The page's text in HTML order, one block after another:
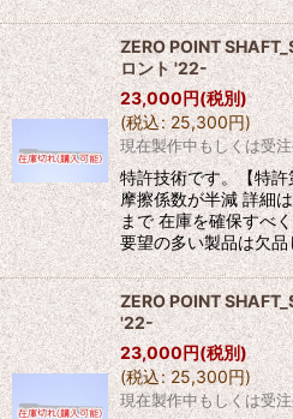
ZERO POINT
ロント '22-
23,000円(税別)
(税込: 25,300円)
現在製作中もしくは受
特許技術です。【特
摩擦係数が半減 詳細
まで 在庫を確保すべ
要望の多い製品は欠
ZERO POINT
'22-
23,000円(税別)
(税込: 25,300円)
現在製作中もしくは受